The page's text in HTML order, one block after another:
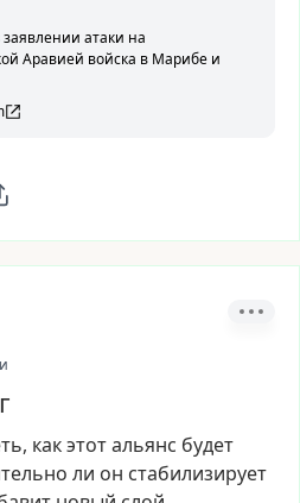
атаки на
Аравией войска в Марибе и
какэтотальянс будет
ли он стабилизирует